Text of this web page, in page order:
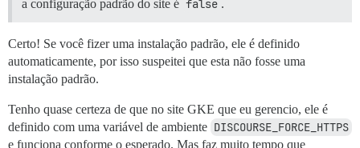
a configuração padrão do site é false .
Certo! Se você fizer uma instalação padrão, ele é definido
automaticamente, por isso suspeitei que esta não fosse uma
instalação padrão.
Tenho quase certeza de que no site GKE que eu gerencio, ele é
definido com uma variável de ambiente DISCOURSE_FORCE_HTTPS
e funciona conforme o esperado. Mas faz muito tempo que